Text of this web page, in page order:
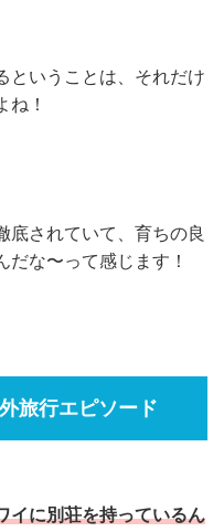
ということは、それだけ
ね！
底されていて、育ちの良
だな〜って感じます！
旅行エピソード
イに別荘を持っているん